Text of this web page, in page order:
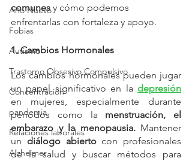
Año Nuevo
Fobias
Autismo
Trastorno Obsesivo Compulsivo
Concentración
pandemia
Relaciones laborales
Alzheimer
comunes y cómo podemos
enfrentarlas con fortaleza y apoyo.
1. Cambios Hormonales
Los cambios hormonales pueden jugar
un papel significativo en la depresión
en mujeres, especialmente durante
períodos como la menstruación, el
embarazo y la menopausia. Mantener
un diálogo abierto con profesionales
de la salud y buscar métodos para